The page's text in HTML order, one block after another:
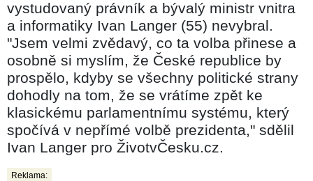
vystudovaný právník a bývalý ministr vnitra
a informatiky Ivan Langer (55) nevybral.
"Jsem velmi zvědavý, co ta volba přinese a
osobně si myslím, že České republice by
prospělo, kdyby se všechny politické strany
dohodly na tom, že se vrátíme zpět ke
klasickému parlamentnímu systému, který
spočívá v nepřímé volbě prezidenta," sdělil
Ivan Langer pro ŽivotvČesku.cz.
Reklama: